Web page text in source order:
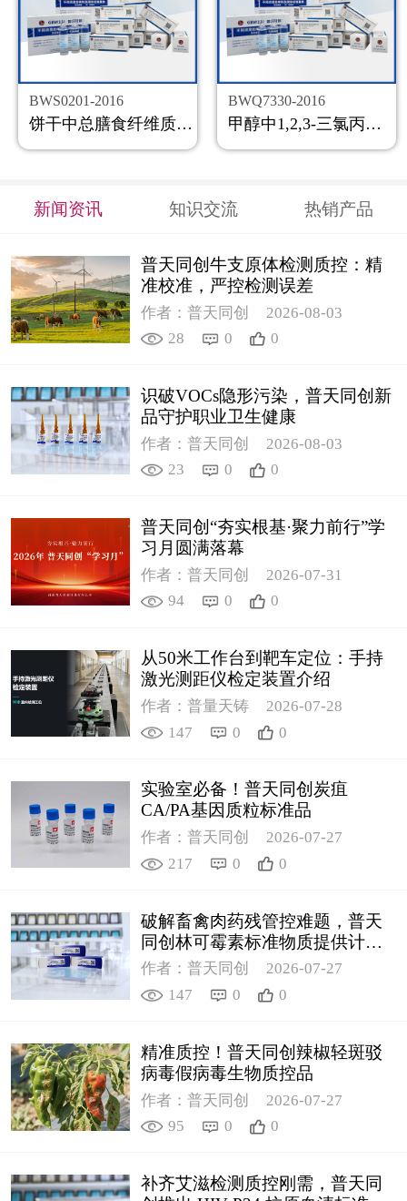
BWS0201-2016
饼干中总膳食纤维质控样品
BWQ7330-2016
甲醇中1,2,3-三氯丙烷溶液标准物质
新闻资讯 知识交流 热销产品
普天同创牛支原体检测质控：精
准校准，严控检测误差
作者：普天同创
2026-08-03
28
0 0
识破VOCs隐形污染，普天同创新
品守护职业卫生健康
作者：普天同创
2026-08-03
23
0 0
普天同创“夯实根基·聚力前行”学
习月圆满落幕
作者：普天同创
2026-07-31
94
0 0
从50米工作台到靶车定位：手持
激光测距仪检定装置介绍
作者：普量天铸
2026-07-28
147
0 0
实验室必备！普天同创炭疽
CA/PA基因质粒标准品
作者：普天同创
2026-07-27
217
0 0
破解畜禽肉药残管控难题，普天
同创林可霉素标准物质提供计量
支撑
作者：普天同创
2026-07-27
147
0 0
精准质控！普天同创辣椒轻斑驳
病毒假病毒生物质控品
作者：普天同创
2026-07-27
95
0 0
补齐艾滋检测质控刚需，普天同